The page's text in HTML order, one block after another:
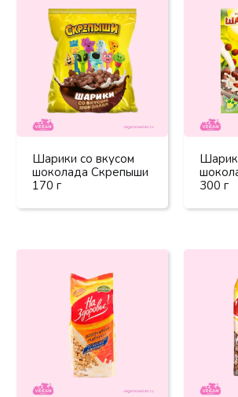
Шарики со вкусом
шоколада Скрепыши
170 г
300 г